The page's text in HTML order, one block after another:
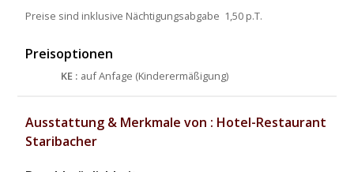
Preise sind inklusive Nächtigungsabgabe  1,50 p.T.
Preisoptionen
KE : auf Anfage (Kinderermäßigung)
Ausstattung & Merkmale von : Hotel-Restaurant
Staribacher